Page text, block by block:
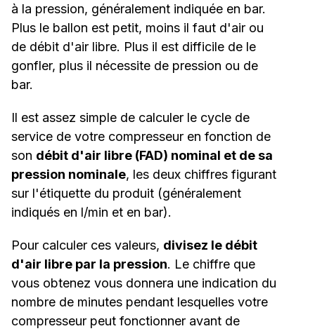
à la pression, généralement indiquée en bar.
Plus le ballon est petit, moins il faut d'air ou
de débit d'air libre. Plus il est difficile de le
gonfler, plus il nécessite de pression ou de
bar.
Il est assez simple de calculer le cycle de
service de votre compresseur en fonction de
son débit d'air libre (FAD) nominal et de sa
pression nominale, les deux chiffres figurant
sur l'étiquette du produit (généralement
indiqués en l/min et en bar).
Pour calculer ces valeurs, divisez le débit
d'air libre par la pression. Le chiffre que
vous obtenez vous donnera une indication du
nombre de minutes pendant lesquelles votre
compresseur peut fonctionner avant de